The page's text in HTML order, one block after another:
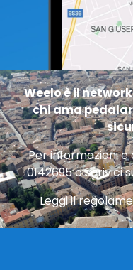
Weelo è il
chi ama
Per informazioni e
0142695 o scrivici
Leggi il